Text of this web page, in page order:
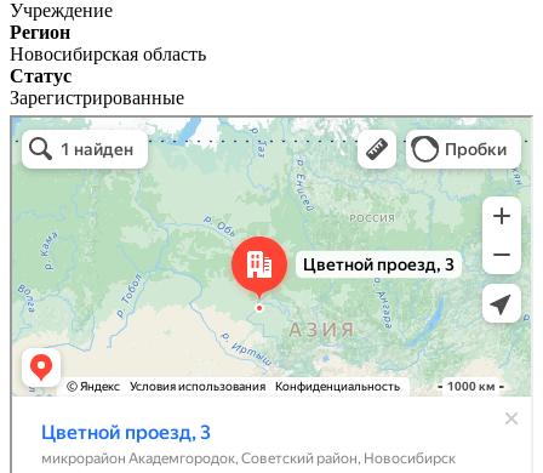
Учреждение
Регион
Новосибирская область
Статус
Зарегистрированные